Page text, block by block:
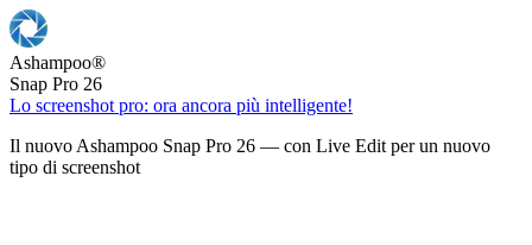
Ashampoo®
Snap Pro 26
Lo screenshot pro: ora ancora più intelligente!
Il nuovo Ashampoo Snap Pro 26 — con Live Edit per un nuovo
tipo di screenshot